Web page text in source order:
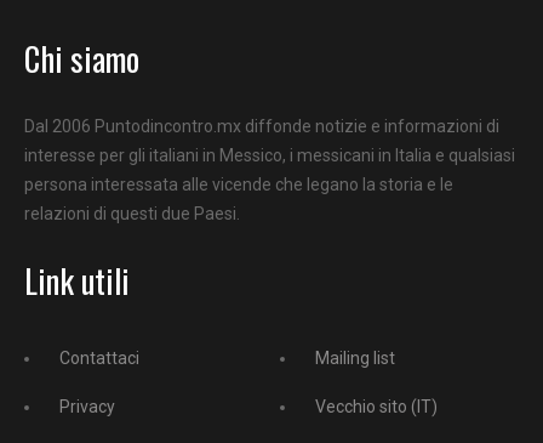
Chi siamo
Dal 2006 Puntodincontro.mx diffonde notizie e informazioni di
interesse per gli italiani in Messico, i messicani in Italia e qualsiasi
persona interessata alle vicende che legano la storia e le
relazioni di questi due Paesi.
Link utili
Contattaci
Privacy
Mailing list
Vecchio sito (IT)